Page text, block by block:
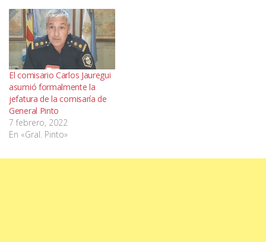
El comisario Carlos Jauregui
asumió formalmente la
jefatura de la comisaría de
General Pinto
7 febrero, 2022
En «Gral. Pinto»